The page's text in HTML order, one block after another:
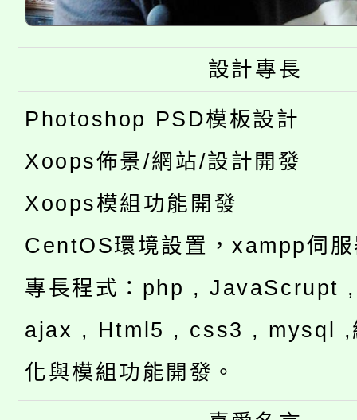
設計專長
Photoshop PSD模板設計
Xoops佈景/網站/設計開發
Xoops模組功能開發
CentOS環境設置，xampp伺
專長程式：php , JavaScrupt
ajax , Html5 , css3 , mysql ,
化與模組功能開發。